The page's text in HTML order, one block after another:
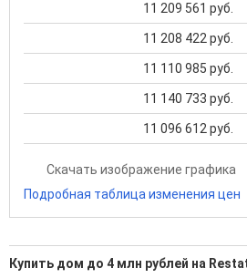
11 209 561 руб.
11 208 422 руб.
11 110 985 руб.
11 140 733 руб.
11 096 612 руб.
Скачать изображение графика
Подробная таблица изменения цен
Купить дом до 4 млн рублей на